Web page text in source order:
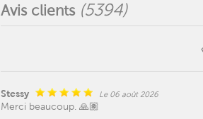
Avis clients (5394)
Stessy Le 06 août 2026
Merci beaucoup. 🙏🏽